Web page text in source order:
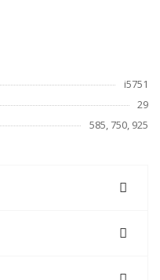
i5751
29
585, 750, 925